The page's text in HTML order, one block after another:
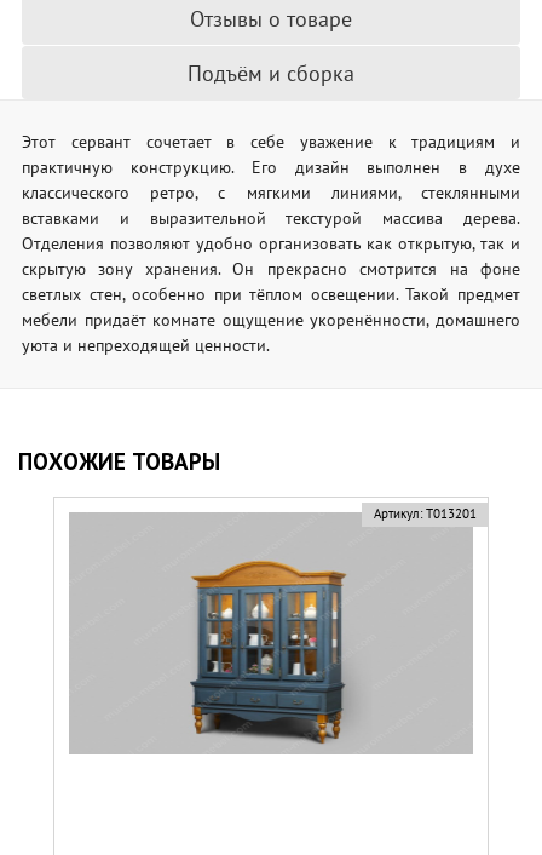
Отзывы о товаре
Подъём и сборка
Этот сервант сочетает в себе уважение к традициям и
практичную конструкцию. Его дизайн выполнен в духе
классического ретро, с мягкими линиями, стеклянными
вставками и выразительной текстурой массива дерева.
Отделения позволяют удобно организовать как открытую, так и
скрытую зону хранения. Он прекрасно смотрится на фоне
светлых стен, особенно при тёплом освещении. Такой предмет
мебели придаёт комнате ощущение укоренённости, домашнего
уюта и непреходящей ценности.
ПОХОЖИЕ ТОВАРЫ
Артикул: Т013201